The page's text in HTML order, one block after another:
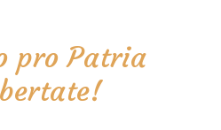
pro Patria